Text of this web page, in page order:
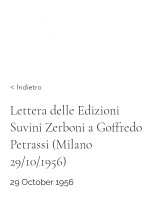
< Indietro
Lettera delle Edizioni
Suvini Zerboni a Goffredo
Petrassi (Milano
29/10/1956)
29 October 1956